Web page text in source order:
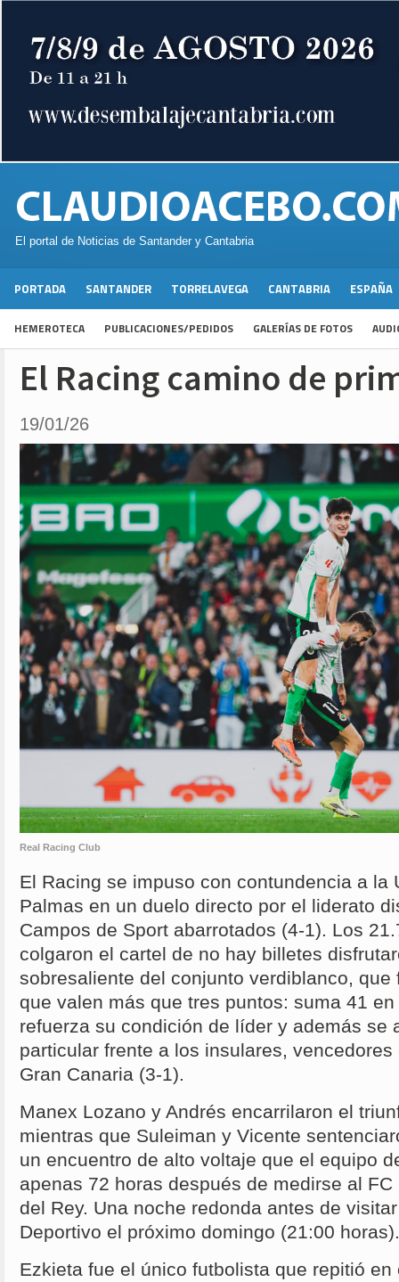
El portal de Noticias de Santander y Cantabria
PORTADA SANTANDER TORRELAVEGA CANTABRIA ESPAÑA
HEMEROTECA PUBLICACIONES/PEDIDOS GALERÍAS DE FOTOS
El Racing camino de
19/01/26
Real Racing Club
El Racing se impuso con contundencia a la
Palmas en un duelo directo por el liderato
Campos de Sport abarrotados (4-1). Los
colgaron el cartel de no hay billetes
sobresaliente del conjunto verdiblanco,
que valen más que tres puntos: suma 41
refuerza su condición de líder y además se
particular frente a los insulares,
Gran Canaria (3-1).
Manex Lozano y Andrés encarrilaron el
mientras que Suleiman y Vicente
un encuentro de alto voltaje que el equipo
apenas 72 horas después de medirse al
del Rey. Una noche redonda antes de
Deportivo el próximo domingo (21:00 horas).
Ezkieta fue el único futbolista que repitió